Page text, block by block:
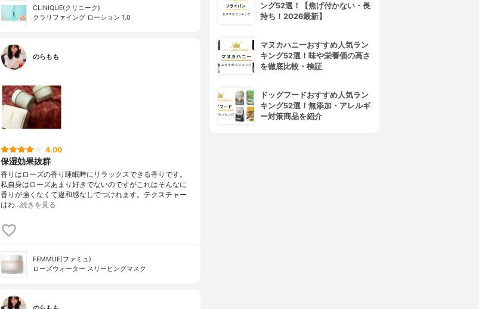
CLINIQUE(クリニーク)
クラリファイング ローション 1.0
のらもも
4.00
保湿効果抜群
香りはローズの香り睡眠時にリラックスできる香りです。
私自身はローズあまり好きでないのですがこれはそんなに
香りが強くなくて違和感なしでつけれます。テクスチャー
はわ…続きを見る
FEMMUE(ファミュ)
ローズウォーター スリーピングマスク
ング52選！【焦げ付かない・長
持ち！2026最新】
マヌカハニーおすすめ人気ラン
キング52選！味や栄養価の高さ
を徹底比較・検証
ドッグフードおすすめ人気ラン
キング52選！無添加・アレルギ
ー対策商品を紹介